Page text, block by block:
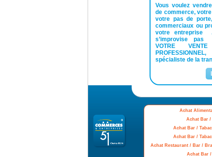
Vous voulez
de commerce,
votre pas de
commerciaux ou
votre entreprise
s’improvise pas
VOTRE
spécialiste de la
Achat
Achat Bar /
Achat Bar /
Achat Bar /
Achat Restaurant / Bar /
Achat Bar